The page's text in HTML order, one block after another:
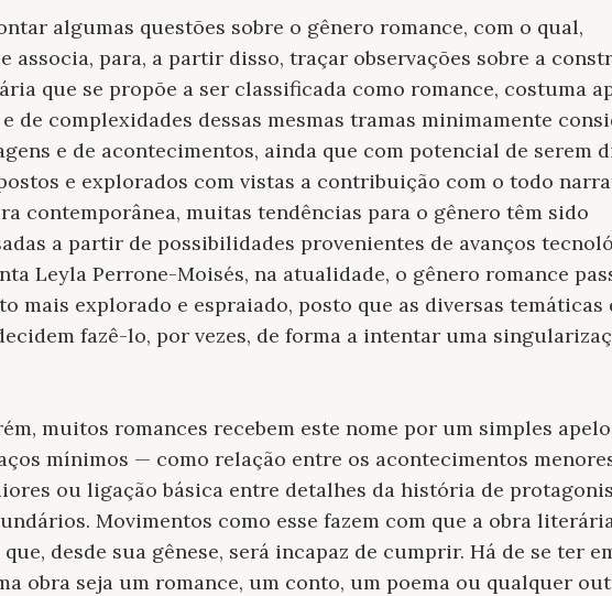
algumas questões sobre o gênero romance, com o qual,
associa, para, a partir disso, traçar observações sobre a
que se propõe a ser classificada como romance, costuma
de complexidades dessas mesmas tramas minimamente
e de acontecimentos, ainda que com potencial de serem
e explorados com vistas a contribuição com o todo
contemporânea, muitas tendências para o gênero têm sido
a partir de possibilidades provenientes de avanços
Leyla Perrone-Moisés, na atualidade, o gênero romance
mais explorado e espraiado, posto que as diversas temáticas
fazê-lo, por vezes, de forma a intentar uma
muitos romances recebem este nome por um simples
mínimos — como relação entre os acontecimentos
ou ligação básica entre detalhes da história de
Movimentos como esse fazem com que a obra
desde sua gênese, será incapaz de cumprir. Há de se ter
obra seja um romance, um conto, um poema ou qualquer